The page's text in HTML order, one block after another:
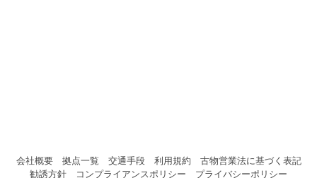
会社概要 拠点一覧 交通手段 利用規約
古物営業法に基づく表記
勧誘方針
コンプライアンスポリシー プライバシーポリシー